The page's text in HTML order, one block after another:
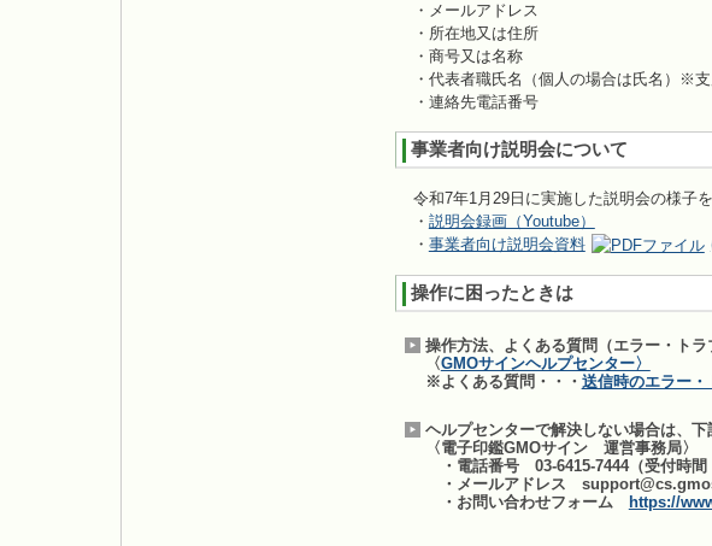
・メールアドレス
・所在地又は住所
・商号又は名称
・代表者職氏名（個人の場合は氏名）※
・連絡先電話番号
事業者向け説明会について
令和7年1月29日に実施した説明会の様子
・ 説明会録画（Youtube）
・ 事業者向け説明会資料
操作に困ったときは
操作方法、よくある質問（エラー・ト
〈GMOサインヘルプセンター〉
※よくある質問・・・ 送信時のエラー
ヘルプセンターで解決しない場合は、下
〈電子印鑑GMOサイン 運営事務局〉
・電話番号 03-6415-7444（受付時間
・メールアドレス
・お問い合わせフォーム
https://